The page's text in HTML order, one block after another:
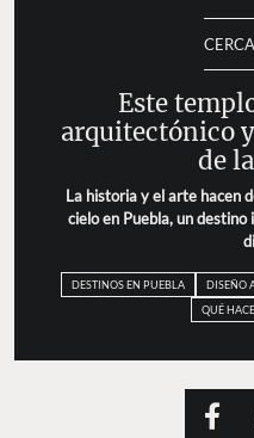
Este
arquitectónico
de
La historia y el arte hacen
cielo en Puebla, un
DESTINOS EN PUEBLA DISEÑO
QUÉ